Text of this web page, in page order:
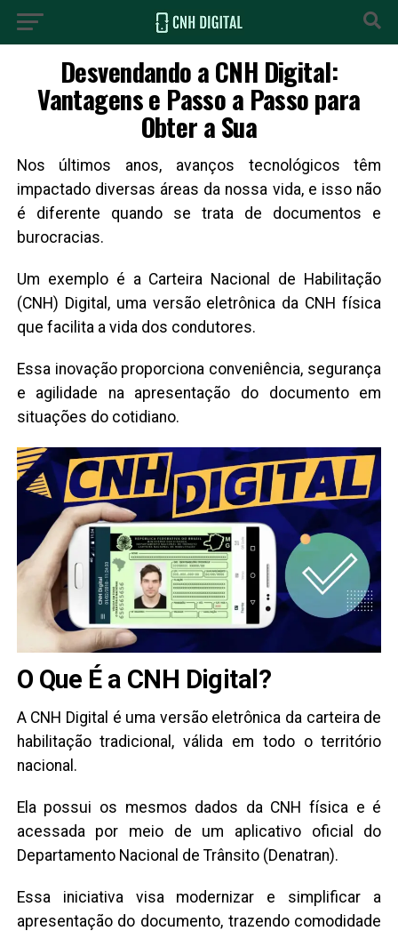
Desvendando a CNH Digital:
Vantagens e Passo a Passo para
Obter a Sua
Nos últimos anos, avanços tecnológicos têm
impactado diversas áreas da nossa vida, e isso não
é diferente quando se trata de documentos e
burocracias.
Um exemplo é a Carteira Nacional de Habilitação
(CNH) Digital, uma versão eletrônica da CNH física
que facilita a vida dos condutores.
Essa inovação proporciona conveniência, segurança
e agilidade na apresentação do documento em
situações do cotidiano.
O Que É a CNH Digital?
A CNH Digital é uma versão eletrônica da carteira de
habilitação tradicional, válida em todo o território
nacional.
Ela possui os mesmos dados da CNH física e é
acessada por meio de um aplicativo oficial do
Departamento Nacional de Trânsito (Denatran).
Essa iniciativa visa modernizar e simplificar a
apresentação do documento, trazendo comodidade